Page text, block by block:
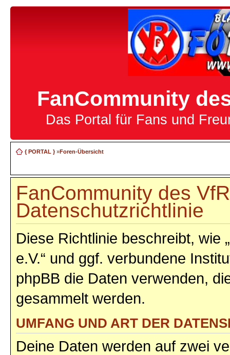
FanCommunity
Das Portal für Fans und
{ PORTAL }»Foren-Übersicht
FanCommunity des
Datenschutzrichtlinie
Diese Richtlinie beschreibt, wie
e.V.“ und ggf. verbundene
phpBB die Daten verwenden,
gesammelt werden.
UMFANG UND ART DER
Deine Daten werden auf zwei